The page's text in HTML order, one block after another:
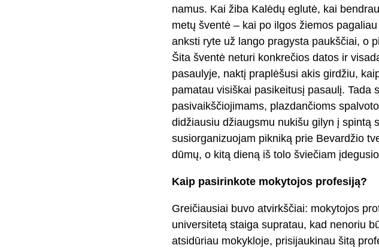
namus. Kai žiba Kalėdų eglutė, kai
metų šventė – kai po ilgos žiemos
anksti ryte už lango pragysta paukščiai, o
Šita šventė neturi konkrečios datos ir
pasaulyje, naktį praplėšusi akis girdžiu,
pamatau visiškai pasikeitusį pasaulį. Tada
pasivaikščiojimams, plazdančioms
didžiausiu džiaugsmu nukišu gilyn į spintą
susiorganizuojam pikniką prie Bevardžio
dūmų, o kitą dieną iš tolo šviečiam
Kaip pasirinkote mokytojos profesiją?
Greičiausiai buvo atvirkščiai: mokytojos
universitetą staiga supratau, kad nenoriu
atsidūriau mokykloje, prisijaukinau šitą